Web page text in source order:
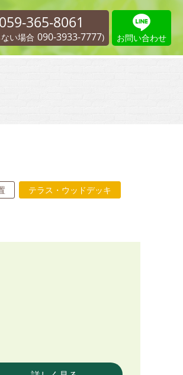
059-365-8061
い場合 090-3933-7777) お問い合わせ
テラス・ウッドデッキ